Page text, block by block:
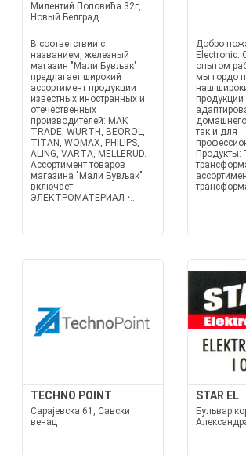
Милентий Поповића 32г,
Новый Белград
В соответствии с
названием, железный
магазин "Мали Бувљак"
предлагает широкий
ассортимент продукции
известных иностранных и
отечественных
производителей: MAK
TRADE, WURTH, BEOROL,
TITAN, WOMAX, PHILIPS,
ALING, VARTA, MELLERUD.
Ассортимент товаров
магазина "Мали Бувљак"
включает:
ЭЛЕКТРОМАТЕРИАЛ •...
Добро
Electronic.
опытом
мы гордо
наш
продукции
так и для
Продукты:
TECHNO POINT
Сарајевска 61, Савски
венац
STAR EL
Бульвар